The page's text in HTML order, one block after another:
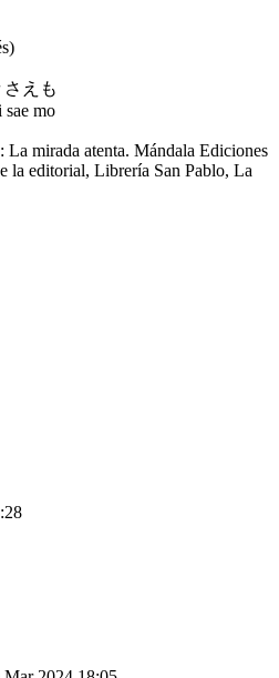
えも
mo
mirada atenta. Mándala Ediciones
la editorial, Librería San Pablo, La